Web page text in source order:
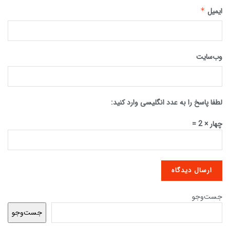
ایمیل *
وب‌سایت
لطفا پاسخ را به عدد انگلیسی وارد کنید:
چهار × 2 =
جست‌وجو
جست‌وجو